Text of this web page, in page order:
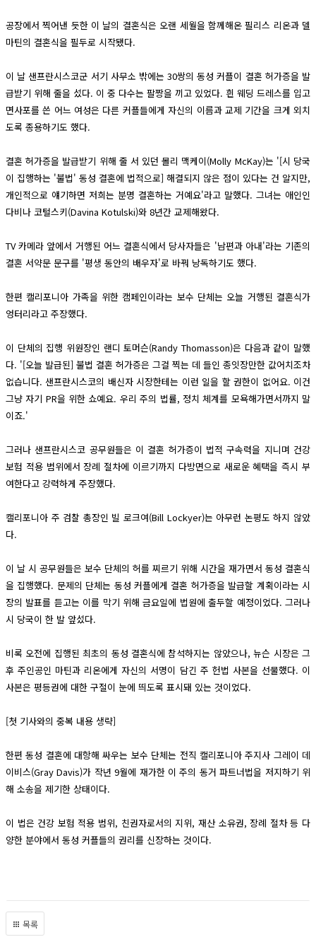
공장에서 찍어낸 듯한 이 날의 결혼식은 오랜 세월을 함께해온 필리스 리온과 델
마틴의 결혼식을 필두로 시작됐다.
이 날 샌프란시스코군 서기 사무소 밖에는 30쌍의 동성 커플이 결혼 허가증을 발
급받기 위해 줄을 섰다. 이 중 다수는 팔짱을 끼고 있었다. 흰 웨딩 드레스를 입고
면사포를 쓴 어느 여성은 다른 커플들에게 자신의 이름과 교제 기간을 크게 외치
도록 종용하기도 했다.
결혼 허가증을 발급받기 위해 줄 서 있던 몰리 맥케이(Molly McKay)는 '[시 당국
이 집행하는 '불법' 동성 결혼에 법적으로] 해결되지 않은 점이 있다는 건 알지만,
개인적으로 얘기하면 저희는 분명 결혼하는 거예요'라고 말했다. 그녀는 애인인
다비나 코털스키(Davina Kotulski)와 8년간 교제해왔다.
TV 카메라 앞에서 거행된 어느 결혼식에서 당사자들은 '남편과 아내'라는 기존의
결혼 서약문 문구를 '평생 동안의 배우자'로 바꿔 낭독하기도 했다.
한편 캘리포니아 가족을 위한 캠페인이라는 보수 단체는 오늘 거행된 결혼식가
엉터리라고 주장했다.
이 단체의 집행 위원장인 랜디 토머슨(Randy Thomasson)은 다음과 같이 말했
다. '[오늘 발급된] 불법 결혼 허가증은 그걸 찍는 데 들인 종잇장만한 값어치조차
없습니다. 샌프란시스코의 배신자 시장한테는 이런 일을 할 권한이 없어요. 이건
그냥 자기 PR을 위한 쇼예요. 우리 주의 법률, 정치 체계를 모욕해가면서까지 말
이죠.'
그러나 샌프란시스코 공무원들은 이 결혼 허가증이 법적 구속력을 지니며 건강
보험 적용 범위에서 장례 절차에 이르기까지 다방면으로 새로운 혜택을 즉시 부
여한다고 강력하게 주장했다.
캘리포니아 주 검찰 총장인 빌 로크여(Bill Lockyer)는 아무런 논평도 하지 않았
다.
이 날 시 공무원들은 보수 단체의 허를 찌르기 위해 시간을 재가면서 동성 결혼식
을 집행했다. 문제의 단체는 동성 커플에게 결혼 허가증을 발급할 계획이라는 시
장의 발표를 듣고는 이를 막기 위해 금요일에 법원에 출두할 예정이었다. 그러나
시 당국이 한 발 앞섰다.
비록 오전에 집행된 최초의 동성 결혼식에 참석하지는 않았으나, 뉴슨 시장은 그
후 주인공인 마틴과 리온에게 자신의 서명이 담긴 주 헌법 사본을 선물했다. 이
사본은 평등권에 대한 구절이 눈에 띄도록 표시돼 있는 것이었다.
[첫 기사와의 중복 내용 생략]
한편 동성 결혼에 대항해 싸우는 보수 단체는 전직 캘리포니아 주지사 그레이 데
이비스(Gray Davis)가 작년 9월에 재가한 이 주의 동거 파트너법을 저지하기 위
해 소송을 제기한 상태이다.
이 법은 건강 보험 적용 범위, 친권자로서의 지위, 재산 소유권, 장례 절차 등 다
양한 분야에서 동성 커플들의 권리를 신장하는 것이다.
목록